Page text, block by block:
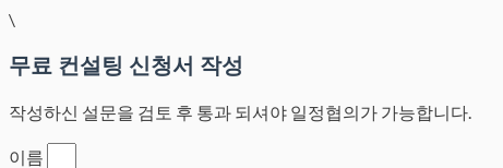
\
무료 컨설팅 신청서 작성
작성하신 설문을 검토 후 통과 되셔야 일정협의가 가능합니다.
이름